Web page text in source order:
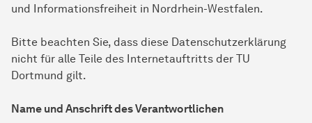
und Informationsfreiheit in Nordrhein-Westfalen.
Bitte beachten Sie, dass diese Datenschutzerklärung
nicht für alle Teile des Internetauftritts der TU
Dortmund gilt.
Name und Anschrift des Verantwortlichen